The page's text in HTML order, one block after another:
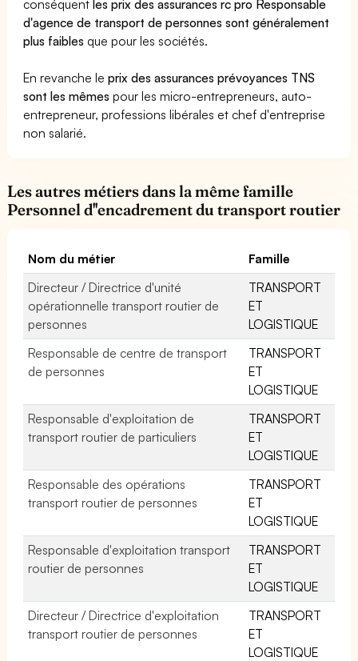
conséquent les prix des assurances rc pro Responsable
d'agence de transport de personnes sont généralement
plus faibles que pour les sociétés.
En revanche leprix des assurances prévoyances TNS
sont les mêmes pour les micro-entrepreneurs, auto-
entrepreneur, professions libérales et chef d'entreprise
non salarié.
Les autres métiers dans la même famille
Personnel d''encadrement du transport routier
Nom du métier
Famille
Directeur / Directrice d'unité
opérationnelle transport routier de
personnes
TRANSPORT
ET
LOGISTIQUE
Responsable de centre de transport
de personnes
TRANSPORT
ET
LOGISTIQUE
Responsable d'exploitation de
transport routier de particuliers
TRANSPORT
ET
LOGISTIQUE
Responsable des opérations
transport routier de personnes
TRANSPORT
ET
LOGISTIQUE
Responsable d'exploitation transport
routier de personnes
TRANSPORT
ET
LOGISTIQUE
Directeur / Directrice d'exploitation
transport routier de personnes
TRANSPORT
ET
LOGISTIQUE